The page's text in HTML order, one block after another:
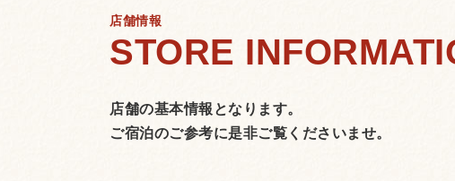
店舗情報
店舗の基本情報となります。
ご宿泊のご参考に是非ご覧くださいませ。